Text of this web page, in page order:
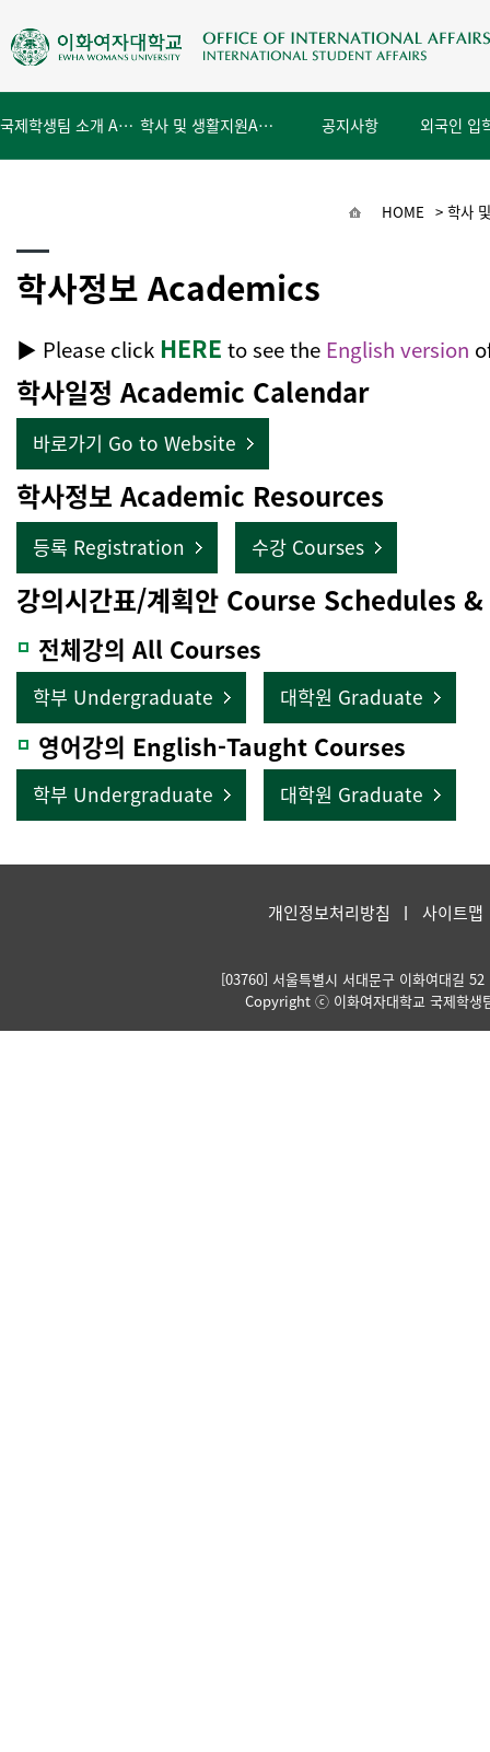
국제학생팀 소개 About Us 학사 및 생활지원Academics & Campus 공지사항
HOME > 학사
학사정보 Academics
▶ Please click HERE to see the English version
학사일정 Academic Calendar
바로가기 Go to Website
학사정보 Academic Resources
등록 Registration 수강 Courses
강의시간표/계획안 Course Schedules
전체강의 All Courses
학부 Undergraduate 대학원 Graduate
영어강의 English-Taught Courses
학부 Undergraduate 대학원 Graduate
개인정보처리방침 사이트맵
[03760] 서울특별시 서대문구 이화여대길
Copyright ⓒ 이화여자대학교 국제학